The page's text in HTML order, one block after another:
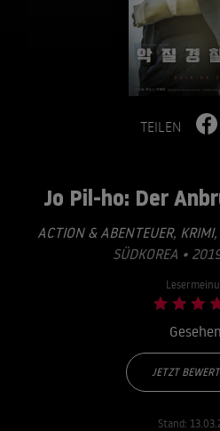
TEILEN
Jo Pil-ho: Der
ACTION & ABENTEUER, KRIMI,
SÜDKOREA •
JETZT
Stand: